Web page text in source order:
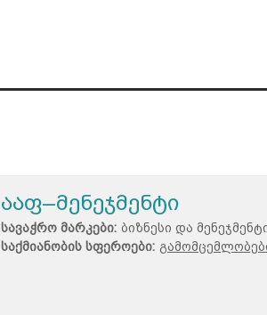
ააფ–მენეჯმენტი
სავაჭრო მარკები: ბიზნესი და
საქმიანობის სფეროები: